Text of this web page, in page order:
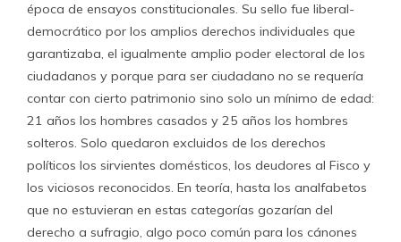
época de ensayos constitucionales. Su sello fue liberal-
democrático por los amplios derechos individuales que
garantizaba, el igualmente amplio poder electoral de los
ciudadanos y porque para ser ciudadano no se requería
contar con cierto patrimonio sino solo un mínimo de edad:
21 años los hombres casados y 25 años los hombres
solteros. Solo quedaron excluidos de los derechos
políticos los sirvientes domésticos, los deudores al Fisco y
los viciosos reconocidos. En teoría, hasta los analfabetos
que no estuvieran en estas categorías gozarían del
derecho a sufragio, algo poco común para los cánones